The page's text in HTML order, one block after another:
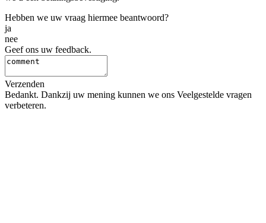
Hebben we uw vraag hiermee beantwoord?
ja
nee
Geef ons uw feedback.
Verzenden
Bedankt. Dankzij uw mening kunnen we ons Veelgestelde vragen
verbeteren.